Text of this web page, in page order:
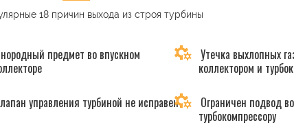
18 причин выхода из строя турбины
предмет во впускном
Утечка выхлопных
коллектором и
управления турбиной не исправен
Ограничен подвод
турбокомпрессору